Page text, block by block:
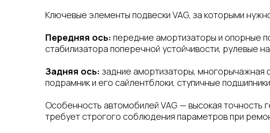
Ключевые элементы подвески VAG, за которыми
Передняя ось: передние амортизаторы и опорные
стабилизатора поперечной устойчивости, рулевые
Задняя ось: задние амортизаторы, многорычажная
подрамник и его сайлентблоки, ступичные
Особенность автомобилей VAG — высокая
требует строгого соблюдения параметров при